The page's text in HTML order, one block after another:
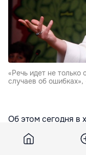
«Речь идет не
случаев об ошибках»,
Об этом сегодня в
министр труда,
Валентина Булига.